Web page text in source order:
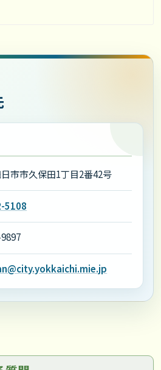
市市久保田1丁目2番42号
5108